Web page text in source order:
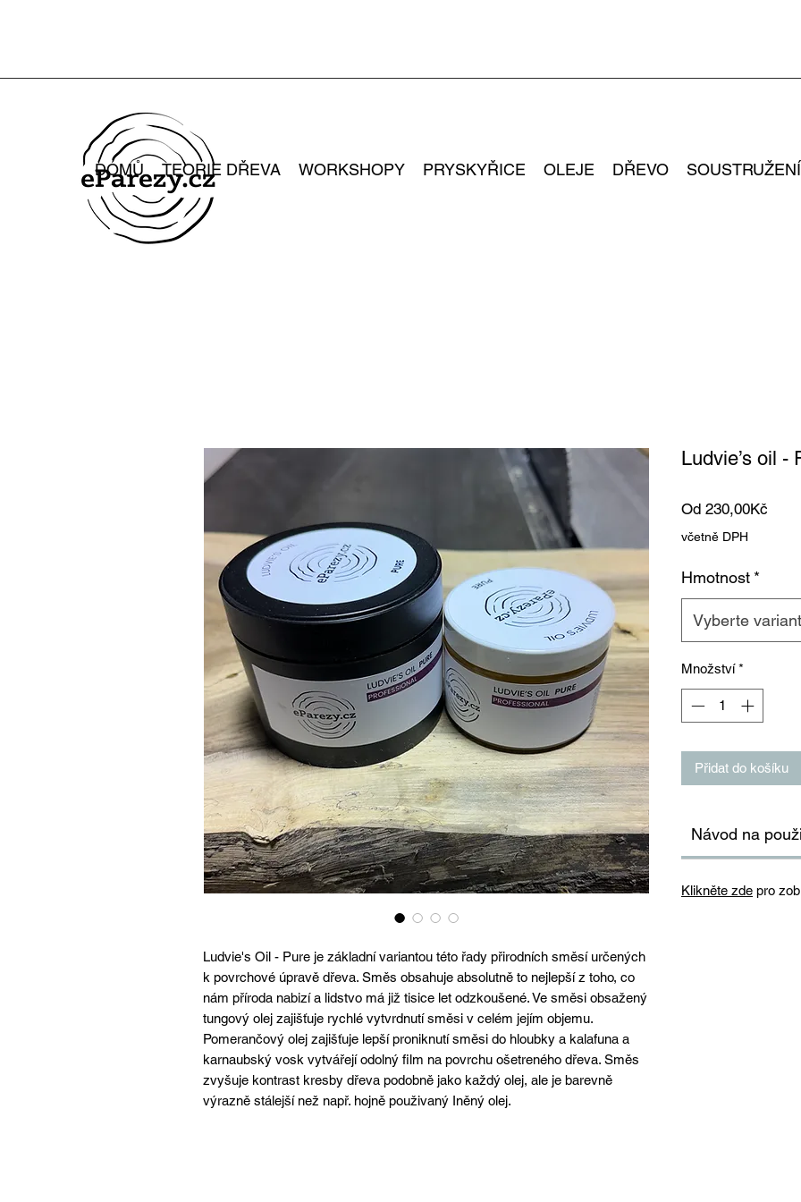
DOMŮ TEORIE DŘEVA WORKSHOPY PRYSKYŘICE OLEJE DŘEVO SOUSTRUŽENÍ
Ludvie's Oil - Pure je základní variantou této řady přirodních směsí určených
k povrchové úpravě dřeva. Směs obsahuje absolutně to nejlepší z toho, co
nám příroda nabizí a lidstvo má již tisice let odzkoušené. Ve směsi obsažený
tungový olej zajišťuje rychlé vytvrdnutí směsi v celém jejím objemu.
Pomerančový olej zajišťuje lepší proniknutí směsi do hloubky a kalafuna a
karnaubský vosk vytvářejí odolný film na povrchu ošetreného dřeva. Směs
zvyšuje kontrast kresby dřeva podobně jako každý olej, ale je barevně
výrazně stálejší než např. hojně použivaný Iněný olej.
Ludvie’s oil -
Od 230,00Kč
včetně DPH
Hmotnost *
Vyberte
Množství *
Přidat do košíku
Návod na
Klikněte zde pro